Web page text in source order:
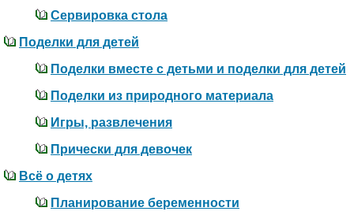
Сервировка стола
Поделки для детей
Поделки вместе с детьми и поделки для детей
Поделки из природного материала
Игры, развлечения
Прически для девочек
Всё о детях
Планирование беременности